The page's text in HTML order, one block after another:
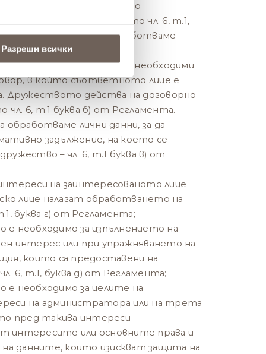
Разреши всички
на субекта на данните по
горепосочените цели, то чл. 6, т.1,
ни дава право да обработваме
лични данни, които са необходими
в който съответното лице е
Дружеството действа на договорно
чл. 6, т.1 буква б) от Регламента.
обработваме лични данни, за да
задължение, на което се
– чл. 6, т.1 буква в) от
на заинтересованото лице
лице налагат обработването на
буква г) от Регламента;
необходимо за изпълнението на
интерес или при упражняването на
които са предоставени на
6, т.1, буква д) от Регламента;
необходимо за целите на
на администратора или на трета
пред такива интереси
интересите или основните права и
на данните, които изискват защита на